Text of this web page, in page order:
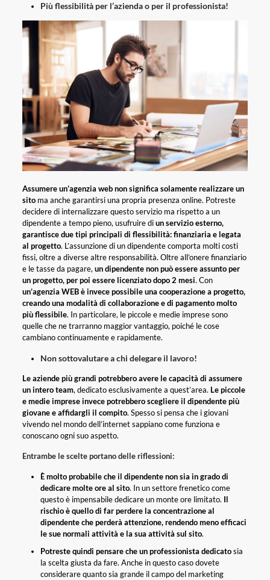
Più flessibilità per l’azienda o per il professionista!
Assumere un’agenzia web non significa solamente realizzare un
sitoma anche garantirsi una propria presenza online. Potreste
decidere di internalizzare questo servizio ma rispetto a un
dipendente a tempo pieno, usufruire diun servizio esterno,
garantisce due tipi principali di flessibilità: finanziaria e legata
al progetto. L’assunzione di un dipendente comporta molti costi
fissi, oltre a diverse altre responsabilità. Oltre all’onere finanziario
e le tasse da pagare, un dipendente non può essere assunto per
un progetto, per poi essere licenziato dopo 2 mesi. Con
un’agenzia WEB è invece possibile una cooperazione a progetto,
creando una modalità di collaborazione e di pagamento molto
più flessibile. In particolare, le piccole e medie imprese sono
quelle che ne trarranno maggior vantaggio, poiché le cose
cambiano continuamente e rapidamente.
Non sottovalutare a chi delegare il lavoro!
Le aziende più grandi potrebbero avere le capacità di assumere
un intero team, dedicato esclusivamente a quest’area. Le piccole
e medie imprese invece potrebbero scegliere il dipendente più
giovane e affidargli il compito. Spesso si pensa che i giovani
vivendo nel mondo dell’internet sappiano come funziona e
conoscano ogni suo aspetto.
Entrambe le scelte portano delle riflessioni:
È molto probabile che il dipendente non sia in grado di
dedicare molte ore al sito. In un settore frenetico come
questo è impensabile dedicare un monte ore limitato. Il
rischio è quello di far perdere la concentrazione al
dipendente che perderà attenzione, rendendo meno efficaci
le sue normali attività e la sua attività sul sito.
Potreste quindi pensare che un professionista dedicatosia
la scelta giusta da fare. Anche in questo caso dovete
considerare quanto sia grande il campo del marketing